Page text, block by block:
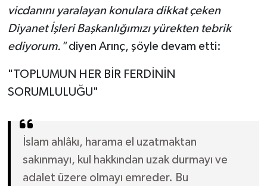
vicdanını yaralayan konulara dikkat çeken
Diyanet İşleri Başkanlığımızı yürekten tebrik
ediyorum."diyen Arınç, şöyle devam etti:
"TOPLUMUN HER BİR FERDİNİN
SORUMLULUĞU"
İslam ahlâkı, harama el uzatmaktan
sakınmayı, kul hakkından uzak durmayı ve
adalet üzere olmayı emreder. Bu